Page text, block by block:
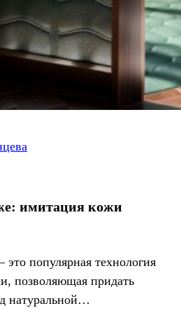
имитация кожи
популярная технология
позволяющая придать
натуральной…